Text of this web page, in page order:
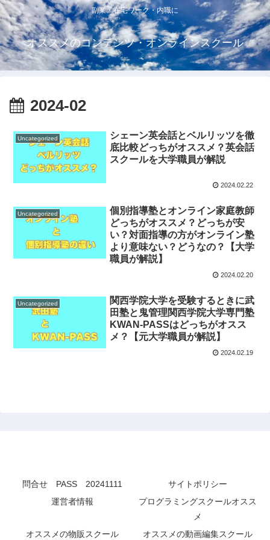
副業・在宅ワーク・内職に
オススメのコンテンツ・オンラインスクール
2024-02
Uncategorized
シェーン英会話とベルリッツを徹
底比較どっちがオススメ？英会話
スクールを大学職員が解説
2024.02.22
Uncategorized
個別指導塾とオンライン家庭教師
どっちがオススメ？どっちが安
い？対面指導の方がオンライン塾
より意味ない？どうなの？【大学
職員が解説】
2024.02.20
Uncategorized
関西学院大学を受験するときに武
田塾と鬼管理関西学院大学専門塾
KWAN-PASSはどっちがオスス
メ？【元大学職員が解説】
2024.02.19
問合せ PASS 20241111
サイトポリシー
運営者情報
プログラミングスクールオスス
メ
オススメの物販スクール
オススメの動画編集スクール